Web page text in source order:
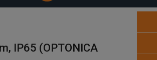
IP65 (OPTONICA